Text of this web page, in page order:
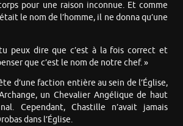
pour une raison inconnue. Et comme
le nom de l’homme, il ne donna qu’une
peux dire que c’est à la fois correct et
que c’est le nom de notre chef. »
d’une faction entière au sein de l’Église,
un Chevalier Angélique de haut
Cependant, Chastille n’avait jamais
dans l’Église.